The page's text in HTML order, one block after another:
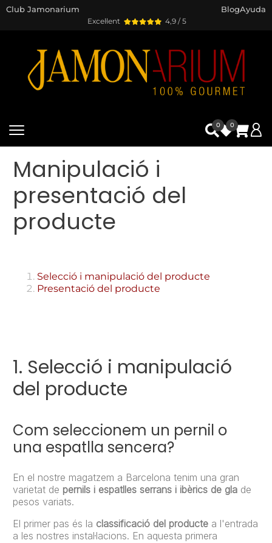
Excel·lent 4,9 / 5
Club Jamonarium BlogAyuda
0 0
Manipulació i
presentació del
producte
Selecció i manipulació del producte
Presentació del producte
1. Selecció i manipulació
del producte
Com seleccionem un pernil o
una espatlla sencera?
En el nostre magatzem a Barcelona tenim una gran
varietat de pernils i espatlles serrans i ibèrics de gla de
pesos variats.
El primer pas és la classificació del producte a l'entrada
a les nostres instal·lacions. En aquesta primera